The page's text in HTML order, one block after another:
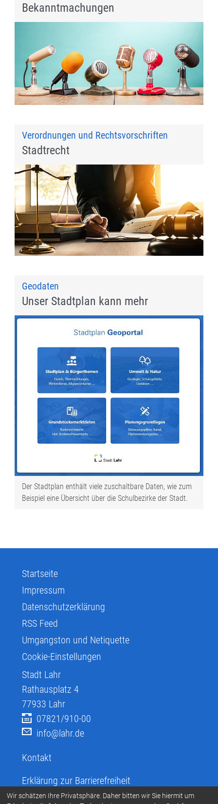
Bekanntmachungen
Verordnungen und Rechtsvorschriften
Stadtrecht
Geodaten
Unser Stadtplan kann mehr
Der Stadtplan enthält viele zuschaltbare Daten, wie zum
Beispiel eine Übersicht über die Schulbezirke der Stadt.
Startseite
Impressum
Datenschutzerklärung
RSS Feed
Umgangston und Netiquette
Cookie-Einstellungen
Stadt Lahr
Rathausplatz 4
77933 Lahr
07821/910-00
info@lahr.de
Kontakt
Erklärung zur Barrierefreiheit
Infos zur Barrierefreiheit
Wir schätzen Ihre Privatsphäre. Daher bitten wir Sie hiermit um